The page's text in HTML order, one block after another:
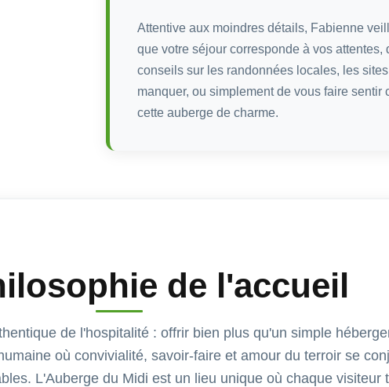
Attentive aux moindres détails, Fabienne
que votre séjour corresponde à vos attentes,
conseils sur les randonnées locales, les
manquer, ou simplement de vous faire sentir
cette auberge de charme.
de l'accueil
de l'hospitalité : offrir bien plus qu'un simple
où convivialité, savoir-faire et amour du terroir se
L'Auberge du Midi est un lieu unique où chaque visiteur